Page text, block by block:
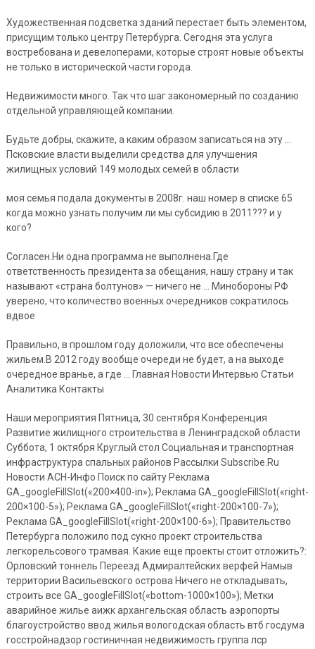
Художественная подсветка зданий перестает быть элементом,
присущим только центру Петербурга. Сегодня эта услуга
востребована и девелоперами, которые строят новые объекты
не только в исторической части города.
Недвижимости много. Так что шаг закономерный по созданию
отдельной управляющей компании.
Будьте добры, скажите, а каким образом записаться на эту …
Псковские власти выделили средства для улучшения
жилищных условий 149 молодых семей в области
моя семья подала документы в 2008г. наш номер в списке 65
когда можно узнать получим ли мы субсидию в 2011??? и у
кого?
Согласен.Ни одна программа не выполнена.Где
ответственность президента за обещания, нашу страну и так
называют «страна болтунов» — ничего не … Минобороны РФ
уверено, что количество военных очередников сократилось
вдвое
Правильно, в прошлом году доложили, что все обеспечены
жильем.В 2012 году вообще очереди не будет, а на выходе
очередное вранье, а где … Главная Новости Интервью Статьи
Аналитика Контакты
Наши мероприятия Пятница, 30 сентября Конференция
Развитие жилищного строительства в Ленинградской области
Суббота, 1 октября Круглый стол Социальная и транспортная
инфраструктура спальных районов Рассылки Subscribe.Ru
Новости АСН-Инфо Поиск по сайту Реклама
GA_googleFillSlot(«200×400-in»); Реклама GA_googleFillSlot(«right-
200×100-5»); Реклама GA_googleFillSlot(«right-200×100-7»);
Реклама GA_googleFillSlot(«right-200×100-6»); Правительство
Петербурга положило под сукно проект строительства
легкорельсового трамвая. Какие еще проекты стоит отложить?:
Орловский тоннель Переезд Адмиралтейских верфей Намыв
территории Васильевского острова Ничего не откладывать,
строить все GA_googleFillSlot(«bottom-1000×100»); Метки
аварийное жилье аижк архангельская область аэропорты
благоустройство ввод жилья вологодская область втб госдума
госстройнадзор гостиничная недвижимость группа лср